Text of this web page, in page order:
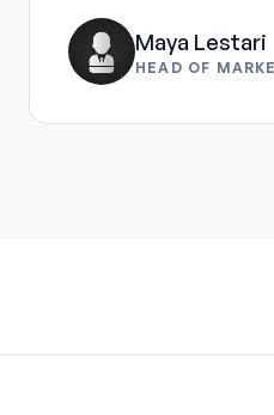
Maya Lestari
HEAD OF